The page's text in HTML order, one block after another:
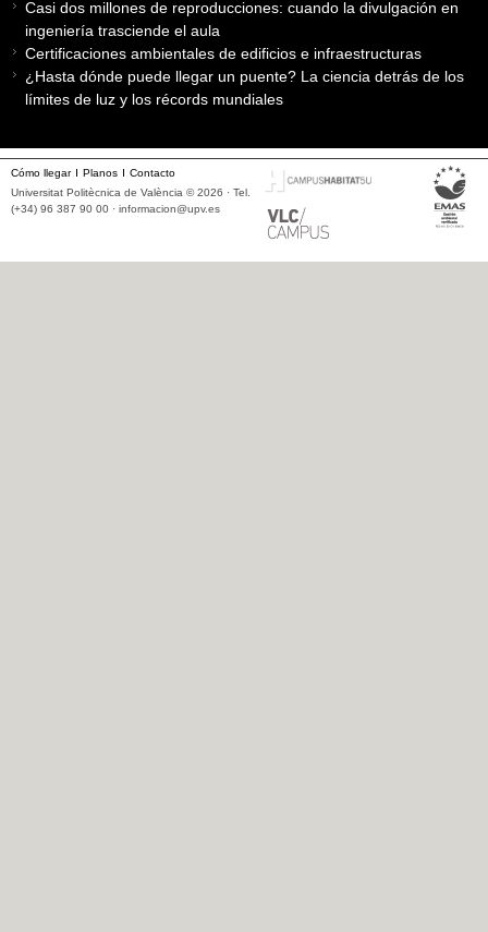
Casi dos millones de reproducciones: cuando la divulgación en
ingeniería trasciende el aula
Certificaciones ambientales de edificios e infraestructuras
¿Hasta dónde puede llegar un puente? La ciencia detrás de los
límites de luz y los récords mundiales
Cómo llegar Planos
Contacto
Universitat Politècnica de València © 2026 · Tel.
(+34) 96 387 90 00 · informacion@upv.es